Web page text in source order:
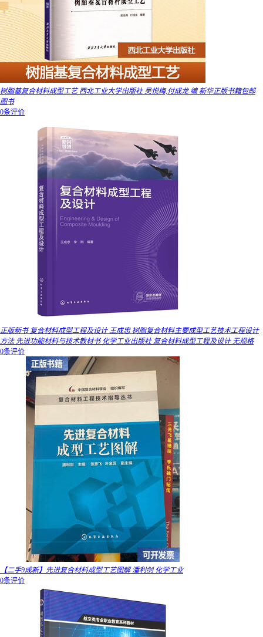
树脂基复合材料成型工艺 西北工业大学出版社 吴悦梅,付成龙 编 新华正版书籍包邮
图书
0条评价
正版新书 复合材料成型工程及设计 王成忠 树脂复合材料主要成型工艺技术工程设计
方法 先进功能材料与技术教材书 化学工业出版社 复合材料成型工程及设计 无规格
0条评价
【二手9成新】先进复合材料成型工艺图解 潘利剑 化学工业
0条评价